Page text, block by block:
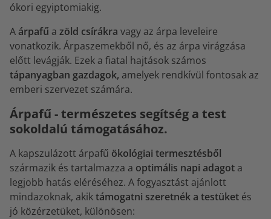
ókori egyiptomiakig.
A árpafű a zöld csírákra vagy az árpa leveleire
vonatkozik. Árpaszemekből nő, és az árpa virágzása
előtt levágják. Ezek a fiatal hajtások számos
tápanyagban gazdagok, amelyek rendkívül fontosak az
emberi szervezet számára.
Árpafű - természetes segítség a test
sokoldalú támogatásához.
A kapszulázott árpafű ökológiai termesztésből
származik és tartalmazza a optimális napi adagot a
legjobb hatás eléréséhez. A fogyasztást ajánlott
mindazoknak, akiktámogatni szeretnék a testüket és
jó közérzetüket, különösen: